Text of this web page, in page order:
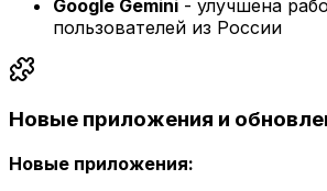
Google Gemini - улучшена
пользователей из России
Новые приложения и
Новые приложения: